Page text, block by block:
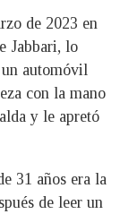
de 2023 en
Jabbari, lo
un automóvil
con la mano
y le apretó
31 años era la
de leer un